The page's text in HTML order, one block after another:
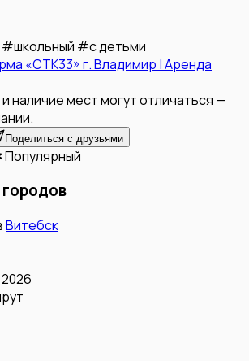
#школьный #с детьми
«СТК33» г. Владимир | Аренда
наличие мест могут отличаться —
Поделиться с друзьями
Популярный
Витебск